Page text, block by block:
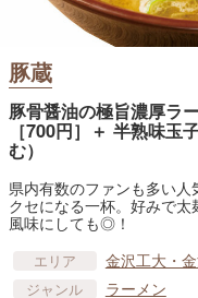
豚蔵
豚骨醤油の極旨濃厚ラ
［700円］＋ 半熟味
む）
県内有数のファンも多い
クセになる一杯。好みで
風味にしても◎！
エリア 金沢工大・
ジャンル ラーメン